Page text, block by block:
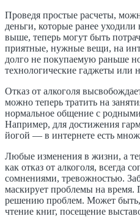
Проведя простые расчеты,
деньги, которые ранее уходили
выше, теперь могут быть
приятные, нужные вещи, на
долго не покупаемую раньше
технологические гаджеты или
Отказ от алкоголя
можно теперь тратить на
нормальное общение с
Например, для достижения
йогой — в интернете есть
Любые изменения в жизни, а
как отказ от алкоголя, всегда
сомнениями, тревожностью.
маскирует проблемы на
решению проблем. Может быть,
чтение книг, посещение